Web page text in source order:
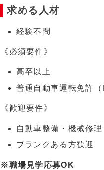
求める人材
経験不問
《必須要件》
高卒以上
普通自動車運転免許（
《歓迎要件》
自動車整備・機械修
ブランクある方歓迎
※職場見学応募OK